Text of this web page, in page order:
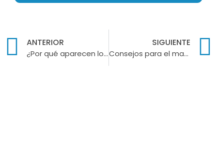
ANTERIOR
¿Por qué aparecen los hematomas en los dientes?
SIGUIENTE
Consejos para el mantenimiento de las carillas dentales